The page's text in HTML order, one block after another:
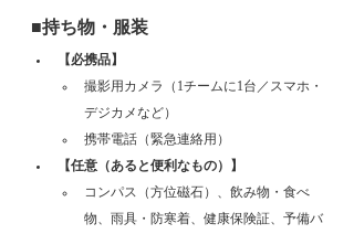
■持ち物・服装
【必携品】
撮影用カメラ（1チームに1台／スマホ・
デジカメなど）
携帯電話（緊急連絡用）
【任意（あると便利なもの）】
コンパス（方位磁石）、飲み物・食べ
物、雨具・防寒着、健康保険証、予備バ